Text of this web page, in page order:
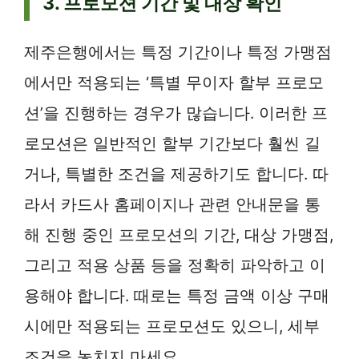
제주은행에서는 특정 기간이나 특정 가맹점
에서만 적용되는 ‘특별 무이자 할부 프로모
션’을 진행하는 경우가 많습니다. 이러한 프
로모션은 일반적인 할부 기간보다 훨씬 길
거나, 특별한 조건을 제공하기도 합니다. 따
라서 카드사 홈페이지나 관련 안내문을 통
해 진행 중인 프로모션의 기간, 대상 가맹점,
그리고 적용 상품 등을 정확히 파악하고 이
용해야 합니다. 때로는 특정 금액 이상 구매
시에만 적용되는 프로모션도 있으니, 세부